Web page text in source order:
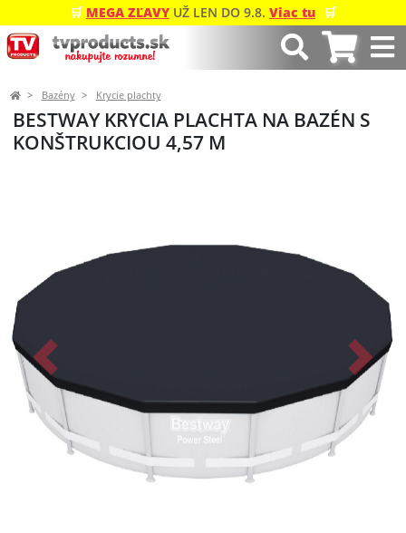
🛒 MEGA ZĽAVY UŽ LEN DO 9.8. Viac tu 🛒
Bazény Krycie plachty
BESTWAY KRYCIA PLACHTA NA BAZÉN S
KONŠTRUKCIOU 4,57 M
Predchádzajúci Ďalší